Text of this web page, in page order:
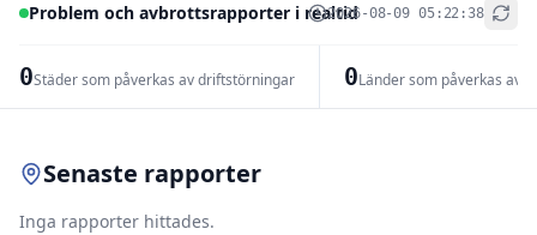
Problem och avbrottsrapporter i realtid2026-08-09 05:22:38
0Städer som påverkas av driftstörningar 0Länder som påverkas av
+
Senaste rapporter
Inga rapporter hittades.